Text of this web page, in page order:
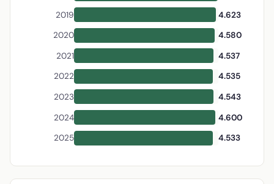
2019
4.623
2020
4.580
2021
4.537
2022
4.535
2023
4.543
2024
4.600
2025
4.533